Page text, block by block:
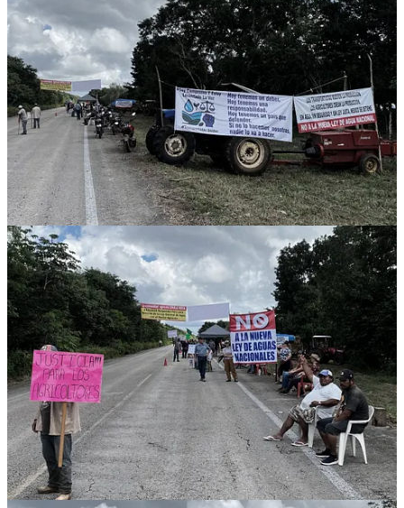
El contraste es evidente: mientras los legisladores quintanarroenses
de la coalición oficialista celebran la ley como “un avance histórico”
que combatirá el acaparamiento y priorizará el consumo humano, en
el sur del estado los afectados directos la perciben como una
expropiación disfrazada que los condena a pagar por el agua de
lluvia que captan en sus jagüeyes o a perder sus pozos ganaderos.
Hasta el momento, ninguno de los siete legisladores que votaron a
favor ha emitido posicionamiento público sobre las protestas de sus
propios representados en Quintana Roo, ni han anunciado gestiones
para atender las demandas de revisión que exigen los productores.
Si la ley entra en vigor sin cambios, las carreteras de la Ribera del
Río Hondo y la zona maya podrían convertirse en los próximos
puntos de conflicto social en un estado donde el agua subterránea es
vital para la ganadería, la milpa y la supervivencia de miles de
familias rurales que, paradójicamente, fueron parte de la base
electoral que llevó al poder a varios de esos mismos legisladores.
Compartir
Discusión sobre este post